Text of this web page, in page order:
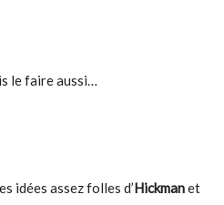
le faire aussi…
idées assez folles d’Hickmanet